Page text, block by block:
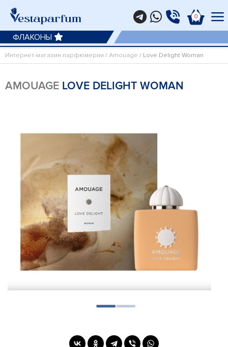
0
ФЛАКОНЫ
Интернет-магазин парфюмерии /Amouage / Love Delight Woman
AMOUAGE LOVE DELIGHT WOMAN